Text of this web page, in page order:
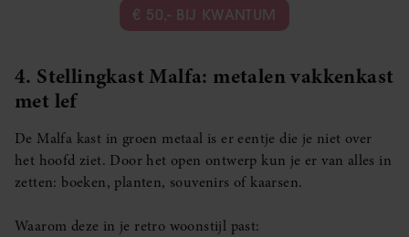
€ 50,- BIJ KWANTUM
4. Stellingkast Malfa: metalen vakkenkast
met lef
De Malfa kast in groen metaal is er eentje die je niet over
het hoofd ziet. Door het open ontwerp kun je er van alles in
zetten: boeken, planten, souvenirs of kaarsen.
Waarom deze in je retro woonstijl past: